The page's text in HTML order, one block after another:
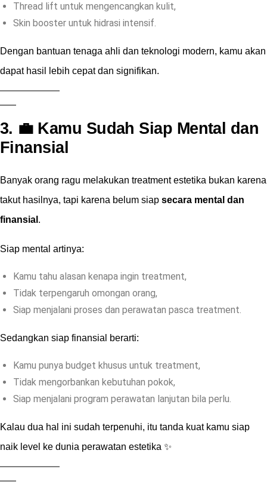
Thread lift untuk mengencangkan kulit,
Skin booster untuk hidrasi intensif.
Dengan bantuan tenaga ahli dan teknologi modern, kamu akan
dapat hasil lebih cepat dan signifikan.
3. 💼 Kamu Sudah Siap Mental dan
Finansial
Banyak orang ragu melakukan treatment estetika bukan karena
takut hasilnya, tapi karena belum siap secara mental dan
finansial .
Siap mental artinya:
Kamu tahu alasan kenapa ingin treatment,
Tidak terpengaruh omongan orang,
Siap menjalani proses dan perawatan pasca treatment.
Sedangkan siap finansial berarti:
Kamu punya budget khusus untuk treatment,
Tidak mengorbankan kebutuhan pokok,
Siap menjalani program perawatan lanjutan bila perlu.
Kalau dua hal ini sudah terpenuhi, itu tanda kuat kamu siap
naik level ke dunia perawatan estetika ✨